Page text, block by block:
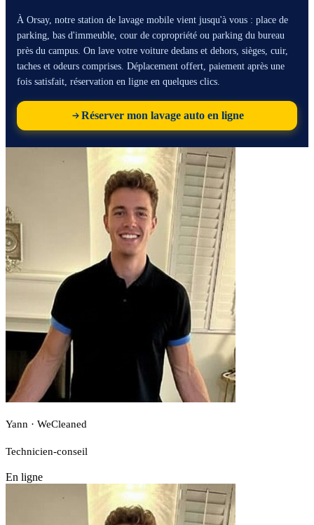
À Orsay, notre station de lavage mobile vient jusqu'à vous : place de
parking, bas d'immeuble, cour de copropriété ou parking du bureau
près du campus. On lave votre voiture dedans et dehors, sièges, cuir,
taches et odeurs comprises. Déplacement offert, paiement après une
fois satisfait, réservation en ligne en quelques clics.
Réserver mon lavage auto en ligne
Yann · WeCleaned
Technicien-conseil
En ligne